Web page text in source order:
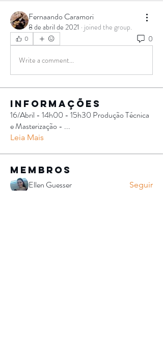
Fernaando Caramori
8 de abril de 2021 · joined the group.
0 0
Write a comment...
Informações
16/Abril - 14h00 - 15h30 Produção Técnica
e Masterização - ...
Leia Mais
membros
Ellen Guesser
Seguir